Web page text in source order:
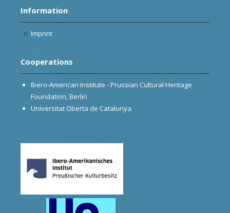
Information
Imprint
Cooperations
Ibero-American Institute - Prussian Cultural Heritage
Foundation, Berlin
Universitat Oberta de Catalunya